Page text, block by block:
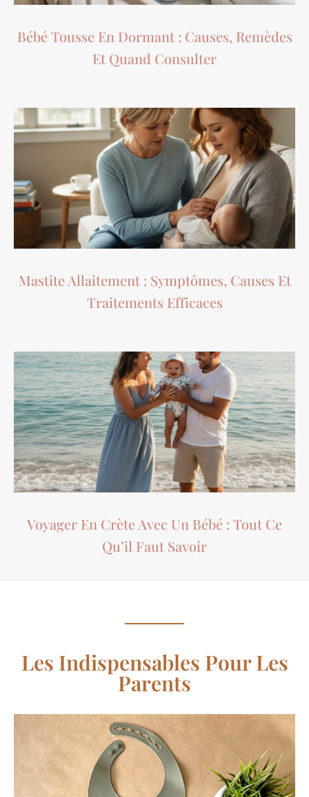
Bébé Tousse En Dormant : Causes, Remèdes
Et Quand Consulter
Mastite Allaitement : Symptômes, Causes Et
Traitements Efficaces
Voyager En Crète Avec Un Bébé : Tout Ce
Qu’il Faut Savoir
Les Indispensables Pour Les
Parents